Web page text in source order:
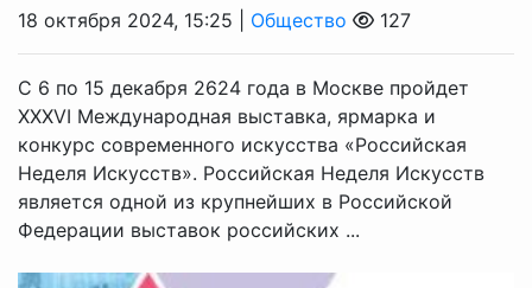
18 октября 2024, 15:25 | Общество 127
С 6 по 15 декабря 2624 года в Москве пройдет
XXXVI Международная выставка, ярмарка и
конкурс современного искусства «Российская
Неделя Искусств». Российская Неделя Искусств
является одной из крупнейших в Российской
Федерации выставок российских ...